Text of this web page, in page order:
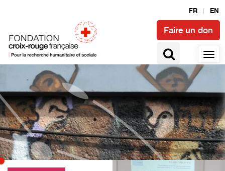
FR EN
Faire un don